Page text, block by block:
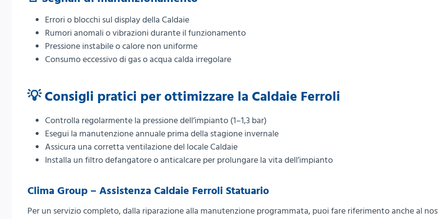
Errori o blocchi sul display della Caldaie
Rumori anomali o vibrazioni durante il funzionamento
Pressione instabile o calore non uniforme
Consumo eccessivo di gas o acqua calda irregolare
💡 Consigli pratici per ottimizzare la Caldaie Ferroli
Controlla regolarmente la pressione dell’impianto (1–1,3 bar)
Esegui la manutenzione annuale prima della stagione invernale
Assicura una corretta ventilazione del locale Caldaie
Installa un filtro defangatore o anticalcare per prolungare la vita dell’impianto
Clima Group – Assistenza Caldaie Ferroli Statuario
Per un servizio completo, dalla riparazione alla manutenzione programmata, puoi fare riferimento anche al